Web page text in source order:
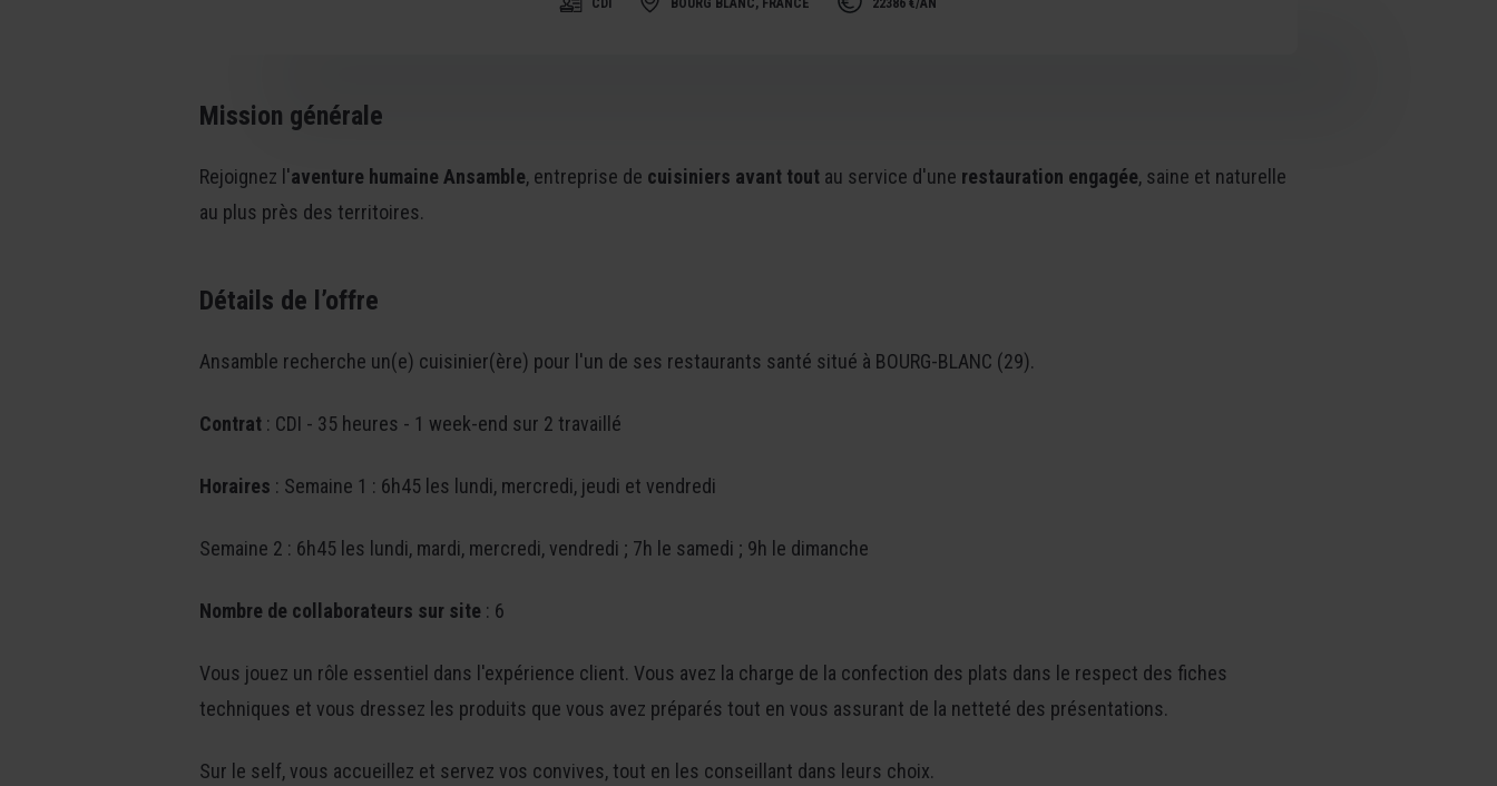
CDI BOURG BLANC, FRANCE 22386 €/AN
Mission générale
Rejoignez l'aventure humaine Ansamble, entreprise de cuisiniers avant toutau service d'une restauration engagée, saine et naturelle
au plus près des territoires.
Détails de l’offre
Ansamble recherche un(e) cuisinier(ère) pour l'un de ses restaurants santé situé à BOURG-BLANC (29).
Contrat: CDI - 35 heures - 1 week-end sur 2 travaillé
Horaires : Semaine 1 : 6h45 les lundi, mercredi, jeudi et vendredi
Semaine 2 : 6h45 les lundi, mardi, mercredi, vendredi ; 7h le samedi ; 9h le dimanche
Nombre de collaborateurs sur site : 6
Vous jouez un rôle essentiel dans l'expérience client. Vous avez la charge de la confection des plats dans le respect des fiches
techniques et vous dressez les produits que vous avez préparés tout en vous assurant de la netteté des présentations.
Sur le self, vous accueillez et servez vos convives, tout en les conseillant dans leurs choix.